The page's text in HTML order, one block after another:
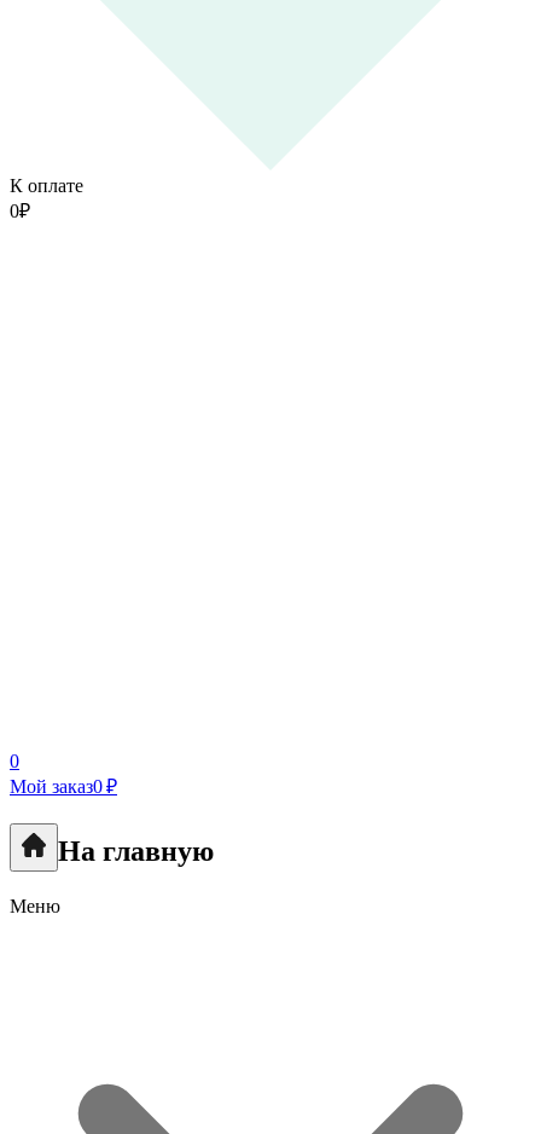
К оплате
0₽
0
Мой заказ0 ₽
На главную
Меню